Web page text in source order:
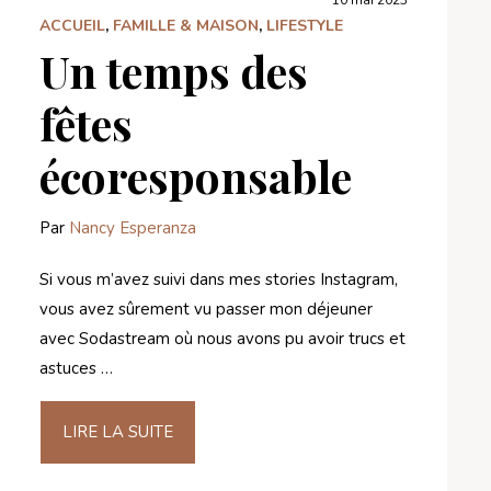
ACCUEIL, FAMILLE & MAISON, LIFESTYLE
Un temps des
fêtes
écoresponsable
Par Nancy Esperanza
Si vous m’avez suivi dans mes stories Instagram,
vous avez sûrement vu passer mon déjeuner
avec Sodastream où nous avons pu avoir trucs et
astuces …
LIRE LA SUITE